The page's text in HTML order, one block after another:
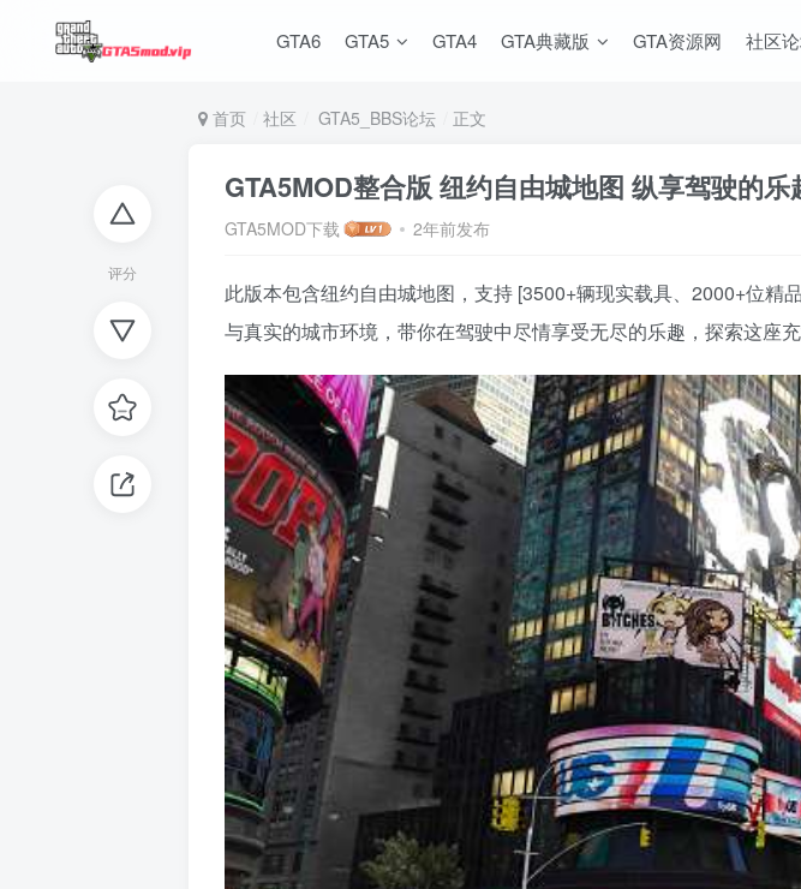
GTA6 GTA5 GTA4 GTA典藏版 GTA资源网 社区
评分
首页 社区 GTA5_BBS论坛 正文
GTA5MOD整合版 纽约自由城地图 纵享驾驶的乐
GTA5MOD下载 2年前发布
此版本包含纽约自由城地图，支持 [3500+辆现实载具、2000+位
与真实的城市环境，带你在驾驶中尽情享受无尽的乐趣，探索这座